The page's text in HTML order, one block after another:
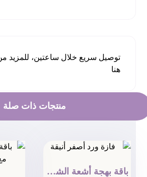
توصيل سريع خلال ساعتين، للمزيد
هنا
منتجات ذات صلة
باقة بهجة أشعة الشمس